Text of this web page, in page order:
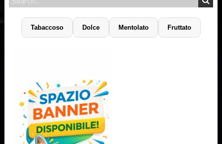
Tabaccoso Dolce Mentolato Fruttato